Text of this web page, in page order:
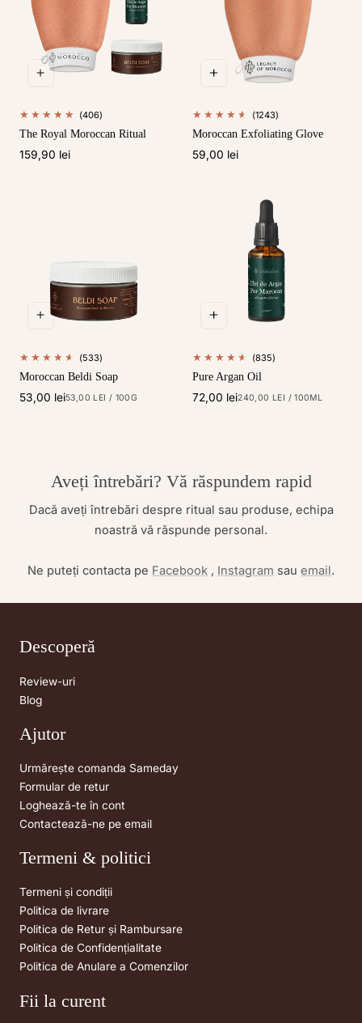
(406)406
de
The Royal Moroccan Ritual
Preț
159,90 lei
(1243)1243
de
Moroccan Exfoliating Glove
Preț
59,00 lei
(533)533
de
recenzii
Moroccan Beldi Soap
Preț
53,00 leiPREȚ
53,00 LEI / PE
100G
(835)835
recenzii
Pure Argan Oil
Preț
72,00 leiPREȚ
240,00 LEI / PE
100ML
Aveți întrebări? Vă răspundem rapid
Dacă aveți întrebări despre ritual sau produse, echipa
noastră vă răspunde personal.
Ne puteți contacta pe Facebook , Instagram sau email.
Descoperă
Review-uri
Blog
Ajutor
Urmărește comanda Sameday
Formular de retur
Loghează-te în cont
Contactează-ne pe email
Termeni & politici
Termeni și condiții
Politica de livrare
Politica de Retur și Rambursare
Politica de Confidențialitate
Politica de Anulare a Comenzilor
Fii la curent